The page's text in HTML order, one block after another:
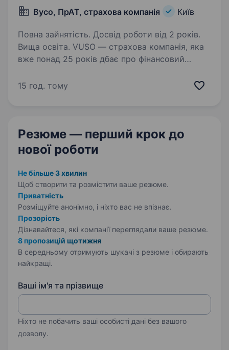
Вусо, ПрАТ, страхова компанія Київ
Повна зайнятість. Досвід роботи від 2 років.
Вища освіта. VUSO — страхова компанія, яка
вже понад 25 років дбає про фінансовий
ринку. Ми впевнені: страхування — це не про
15 год. тому
Резюме — перший крок до
нової роботи
Не більше 3 хвилин
Щоб створити та розмістити ваше резюме.
Приватність
Розміщуйте анонімно, і ніхто вас не впізнає.
Прозорість
Дізнавайтеся, які компанії переглядали ваше резюме.
8 пропозицій щотижня
В середньому отримують шукачі з резюме і обирають
найкращі.
Ваші ім'я та прізвище
Ніхто не побачить ваші особисті дані без вашого
дозволу.